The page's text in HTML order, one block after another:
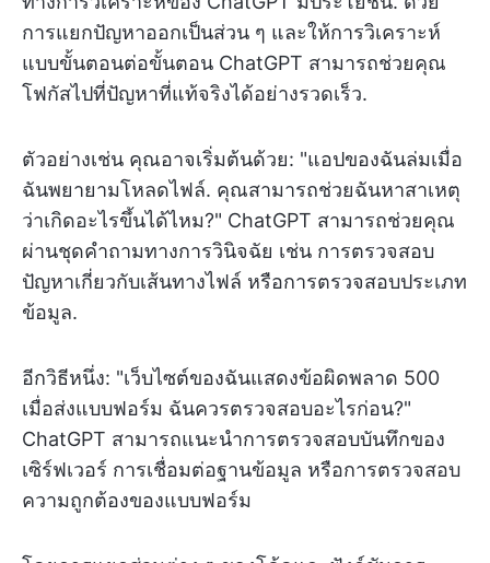
การแยกปัญหาออกเป็นส่วน ๆ และให้การวิเคราะห์
แบบขั้นตอนต่อขั้นตอน ChatGPT สามารถช่วยคุณ
โฟกัสไปที่ปัญหาที่แท้จริงได้อย่างรวดเร็ว.
ตัวอย่างเช่น คุณอาจเริ่มต้นด้วย: "แอปของฉันล่มเมื่อ
ฉันพยายามโหลดไฟล์. คุณสามารถช่วยฉันหาสาเหตุ
ว่าเกิดอะไรขึ้นได้ไหม?" ChatGPT สามารถช่วยคุณ
ผ่านชุดคำถามทางการวินิจฉัย เช่น การตรวจสอบ
ปัญหาเกี่ยวกับเส้นทางไฟล์ หรือการตรวจสอบประเภท
ข้อมูล.
อีกวิธีหนึ่ง: "เว็บไซต์ของฉันแสดงข้อผิดพลาด 500
เมื่อส่งแบบฟอร์ม ฉันควรตรวจสอบอะไรก่อน?"
ChatGPT สามารถแนะนำการตรวจสอบบันทึกของ
เซิร์ฟเวอร์ การเชื่อมต่อฐานข้อมูล หรือการตรวจสอบ
ความถูกต้องของแบบฟอร์ม